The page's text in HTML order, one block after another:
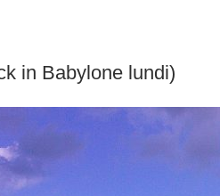
in Babylone lundi)